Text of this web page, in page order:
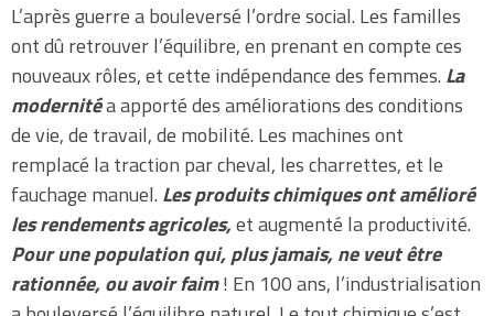
L’après guerre a bouleversé l’ordre social. Les familles
ont dû retrouver l’équilibre, en prenant en compte ces
nouveaux rôles, et cette indépendance des femmes. La
modernitéa apporté des améliorations des conditions
de vie, de travail, de mobilité. Les machines ont
remplacé la traction par cheval, les charrettes, et le
fauchage manuel. Les produits chimiques ont amélioré
les rendements agricoles,et augmenté la productivité.
Pour une population qui, plus jamais, ne veut être
rationnée, ou avoir faim! En 100 ans, l’industrialisation